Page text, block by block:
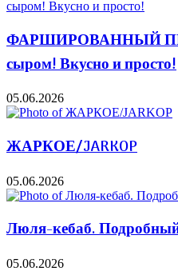
ФАРШИРОВАННЫЙ
сыром! Вкусно и просто!
05.06.2026
ЖАРКОЕ/JARKOP
05.06.2026
Люля-кебаб.
05.06.2026